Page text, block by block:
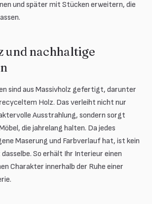
und später mit Stücken erweitern, die
und nachhaltige
sind aus Massivholz gefertigt, darunter
Holz. Das verleiht nicht nur
Ausstrahlung, sondern sorgt
die jahrelang halten. Da jedes
Maserung und Farbverlauf hat, ist kein
So erhält Ihr Interieur einen
Charakter innerhalb der Ruhe einer